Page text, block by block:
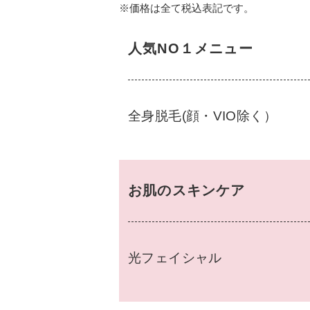
※価格は全て税込表記です。
人気NO１メニュー
全身脱毛(顔・VIO除く）
お肌のスキンケア
光フェイシャル